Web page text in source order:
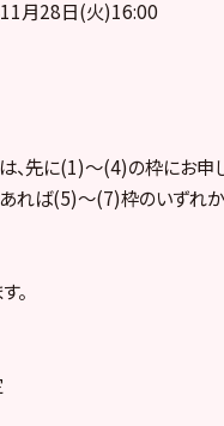
月28日(火)16:00
先に(1)～(4)の枠にお申
れば(5)～(7)枠のいずれ
。